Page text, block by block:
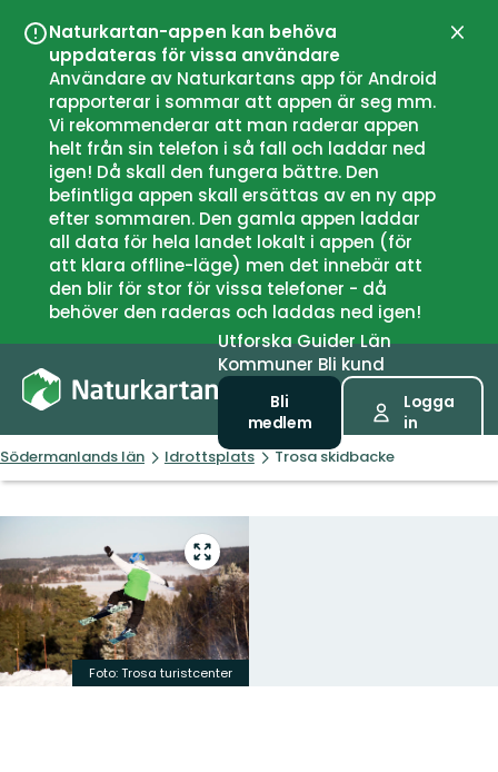
Naturkartan-appen kan behöva
uppdateras för vissa användare
Användare av Naturkartans app för Android
rapporterar i sommar att appen är seg mm.
Vi rekommenderar att man raderar appen
helt från sin telefon i så fall och laddar ned
igen! Då skall den fungera bättre. Den
befintliga appen skall ersättas av en ny app
efter sommaren. Den gamla appen laddar
all data för hela landet lokalt i appen (för
att klara offline-läge) men det innebär att
den blir för stor för vissa telefoner - då
behöver den raderas och laddas ned igen!
UtforskaGuiderLän
Kommuner Bli kund
Bli
medlem
Logga
in
Södermanlands län Idrottsplats Trosa skidbacke
Gå
till
helskärmsläge
Foto: Trosa turistcenter